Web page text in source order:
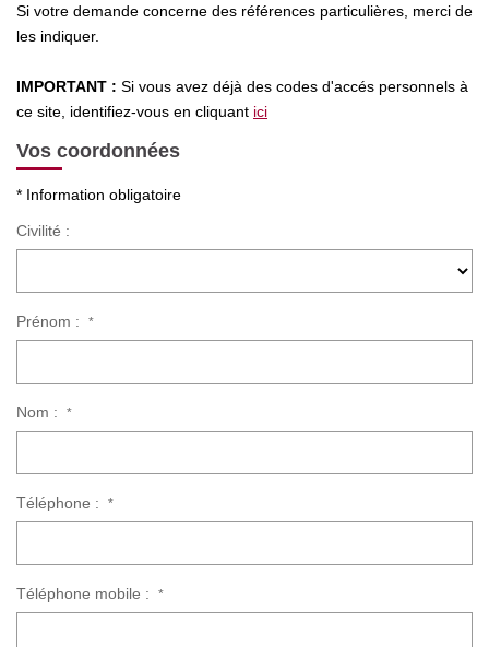
CONTACT
Si votre demande concerne des références particulières, merci de
les indiquer.
IMPORTANT : Si vous avez déjà des codes d'accés personnels à
ce site, identifiez-vous en cliquant ici
Vos coordonnées
* Information obligatoire
Civilité :
Prénom : *
Nom : *
Téléphone : *
Téléphone mobile : *